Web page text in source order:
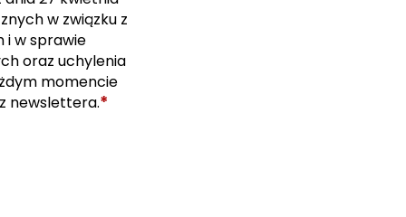
w związku z
w sprawie
oraz uchylenia
momencie
newslettera.*